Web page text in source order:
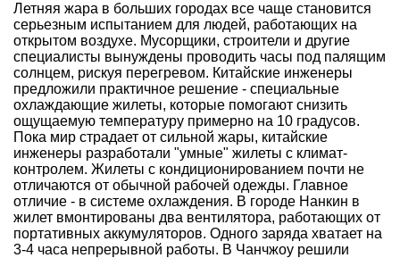
Летняя жара в больших городах все чаще становится
серьезным испытанием для людей, работающих на
открытом воздухе. Мусорщики, строители и другие
специалисты вынуждены проводить часы под палящим
солнцем, рискуя перегревом. Китайские инженеры
предложили практичное решение - специальные
охлаждающие жилеты, которые помогают снизить
ощущаемую температуру примерно на 10 градусов.
Пока мир страдает от сильной жары, китайские
инженеры разработали "умные" жилеты с климат-
контролем. Жилеты с кондиционированием почти не
отличаются от обычной рабочей одежды. Главное
отличие - в системе охлаждения. В городе Нанкин в
жилет вмонтированы два вентилятора, работающих от
портативных аккумуляторов. Одного заряда хватает на
3-4 часа непрерывной работы. В Чанчжоу решили